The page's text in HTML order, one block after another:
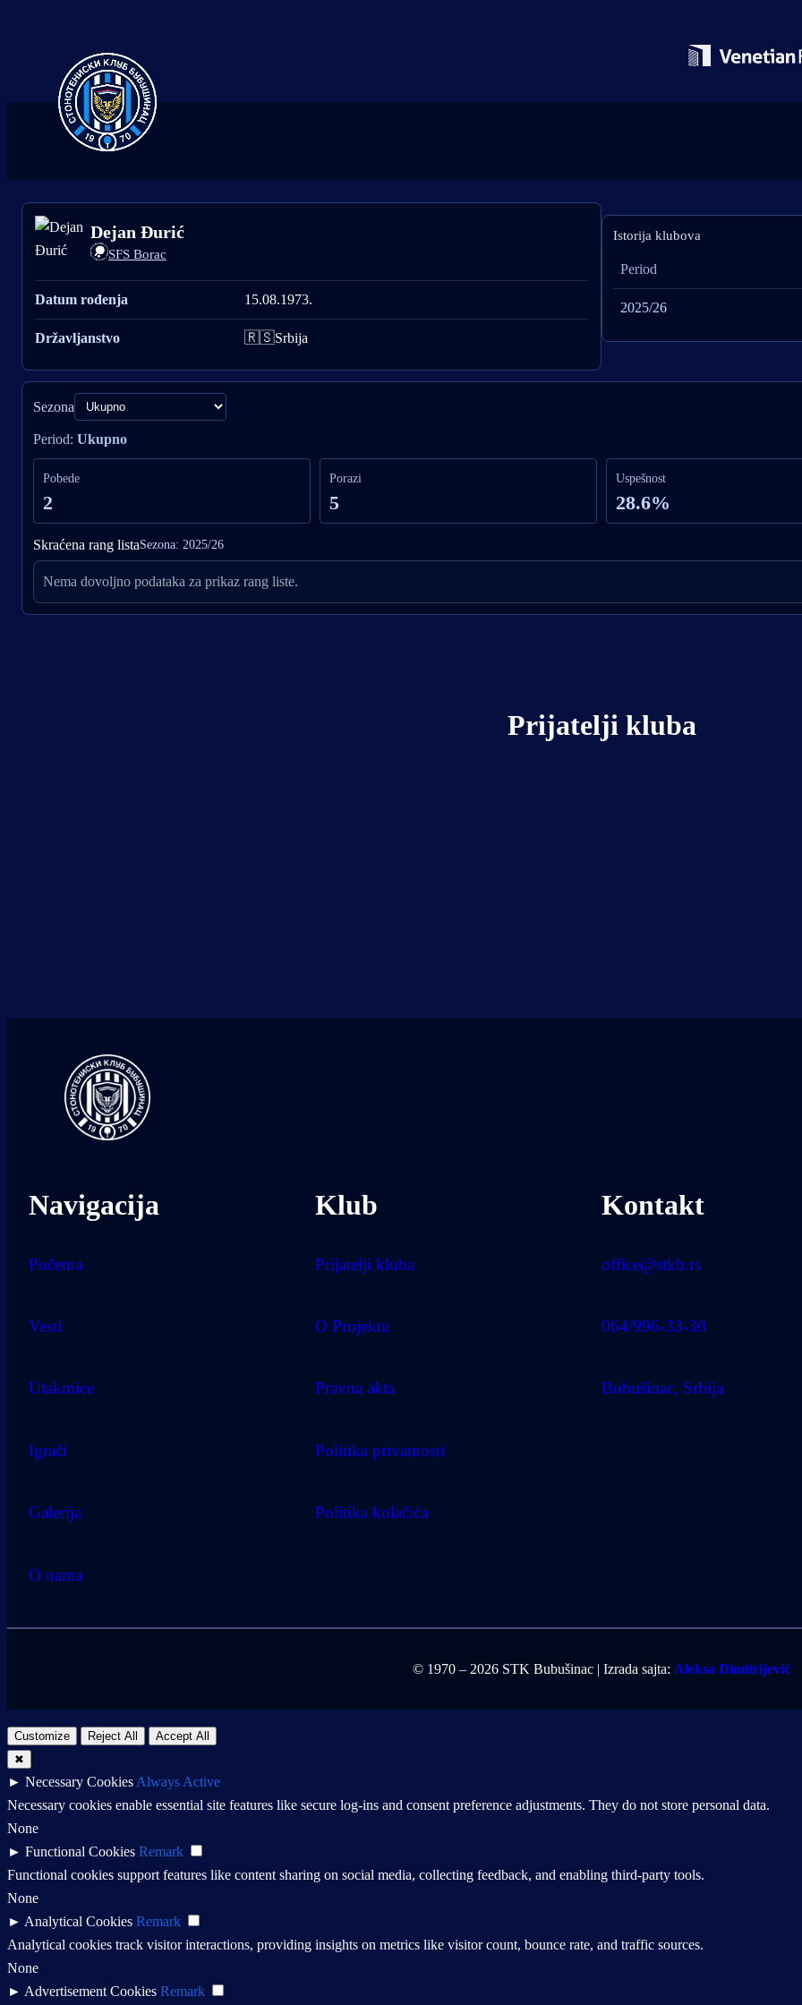
Dejan Đurić
SFS Borac
Datum rođenja 15.08.1973.
Državljanstvo 🇷🇸Srbija
Istorija klubova
Period
2025/26
Sezona
Period: Ukupno
Pobede
2
Porazi
5
Uspešnost
28.6%
Skraćena rang listaSezona: 2025/26
Nema dovoljno podataka za prikaz rang liste.
Prijatelji kluba
Navigacija
Početna
Vesti
Utakmice
Igrači
Galerija
O nama
Klub
Prijatelji kluba
O Projektu
Pravna akta
Politika privatnosti
Politika kolačića
Kontakt
office@stkb.rs
064/996-33-30
Bubušinac, Srbija
© 1970 – 2026 STK Bubušinac | Izrada sajta: Aleksa Dimitrijević
Customize Reject All
Accept All
✖
► Necessary Cookies Always Active
Necessary cookies enable essential site features like secure log-ins and consent preference adjustments. They do not store personal data.
None
► Functional Cookies Remark
Functional cookies support features like content sharing on social media, collecting feedback, and enabling third-party tools.
None
► Analytical Cookies Remark
Analytical cookies track visitor interactions, providing insights on metrics like visitor count, bounce rate, and traffic sources.
None
► Advertisement Cookies Remark